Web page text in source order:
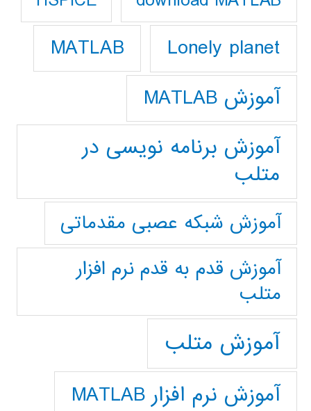
Lonely planet
MATLAB
آموزش MATLAB
آموزش برنامه نویسی در
متلب
آموزش شبکه عصبی مقدماتی
آموزش قدم به قدم نرم افزار
متلب
آموزش متلب
آموزش نرم افزار MATLAB